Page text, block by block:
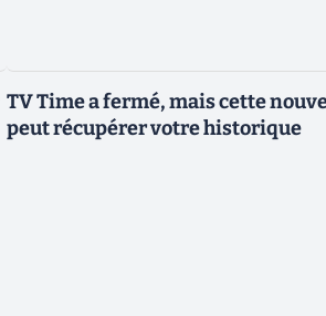
TV Time a fermé, mais cette
peut récupérer votre historique